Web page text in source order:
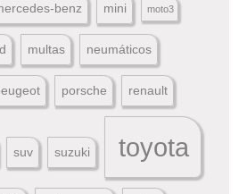
benz mini moto3
multas neumáticos
porsche renault
suv suzuki toyota